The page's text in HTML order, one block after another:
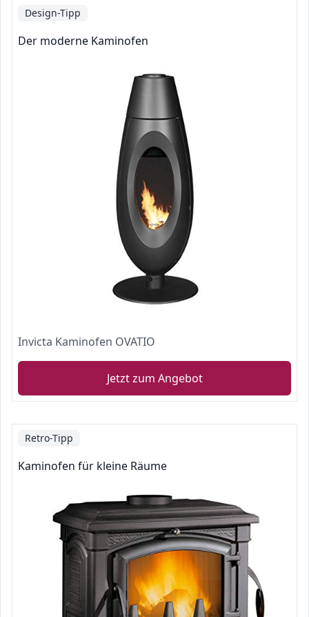
Design-Tipp
Der moderne Kaminofen
Invicta Kaminofen OVATIO
Jetzt zum Angebot
Retro-Tipp
Kaminofen für kleine Räume